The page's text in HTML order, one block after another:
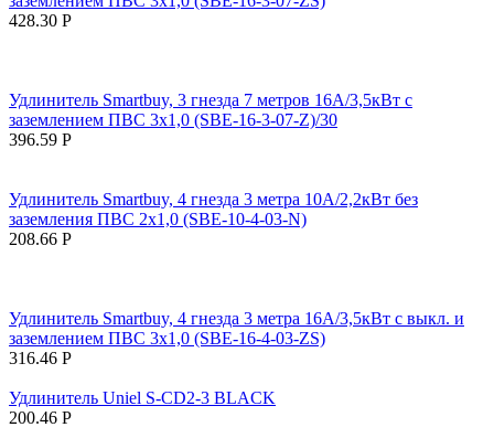
428.30 Р
Удлинитель Smartbuy, 3 гнезда 7 метров 16А/3,5кВт с
заземлением ПВС 3х1,0 (SBE-16-3-07-Z)/30
396.59 Р
Удлинитель Smartbuy, 4 гнезда 3 метра 10А/2,2кВт без
заземления ПВС 2х1,0 (SBE-10-4-03-N)
208.66 Р
Удлинитель Smartbuy, 4 гнезда 3 метра 16А/3,5кВт с выкл. и
заземлением ПВС 3х1,0 (SBE-16-4-03-ZS)
316.46 Р
Удлинитель Uniel S-CD2-3 BLACK
200.46 Р